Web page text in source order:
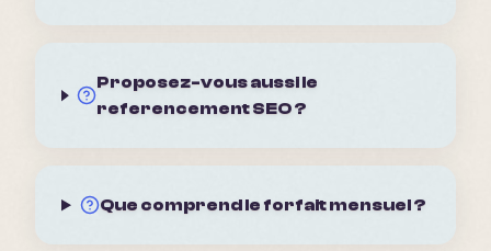
Proposez-vous aussi le
referencement SEO ?
Que comprend le forfait mensuel ?